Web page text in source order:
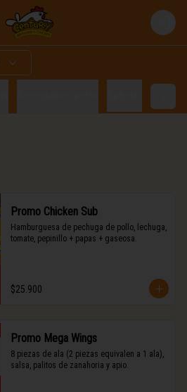
Login
Promo Chicken Sub
Hamburguesa de pechuga de pollo, lechuga,
tomate, pepinillo + papas + gaseosa.
$25.900
Promo Mega Wings
8 piezas de ala (2 piezas equivalen a 1 ala),
salsa, palitos de zanahoria y apio.